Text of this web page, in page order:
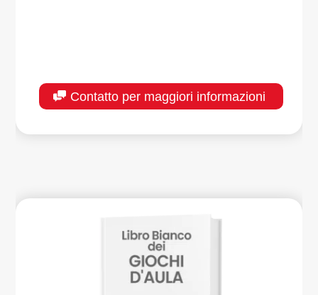
Contatto per maggiori informazioni